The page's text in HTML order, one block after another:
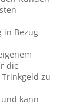
in Bezug
die
zu
kann